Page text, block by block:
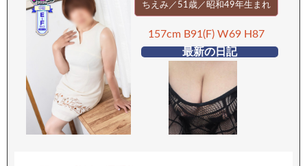
プレイ後はまったりおくつろぎください 彼女の人
懐っこく聞き上手で恋人のような時間をお過ごし
いただけます。 皆さまからのご予約を心よりお待
ちしております ーーーーーーーーー 【移動手段：
電車】 ーーーーーーーーー
リクエスト出勤受付
中！
女性にメッセージもしくはお店まで電話下さ
い！ お客様のご都合に合わせて女性に直接交渉し
ます！
ちえみ／51歳／昭和49年生まれ
157cm B91(F) W69 H87
最新の日記